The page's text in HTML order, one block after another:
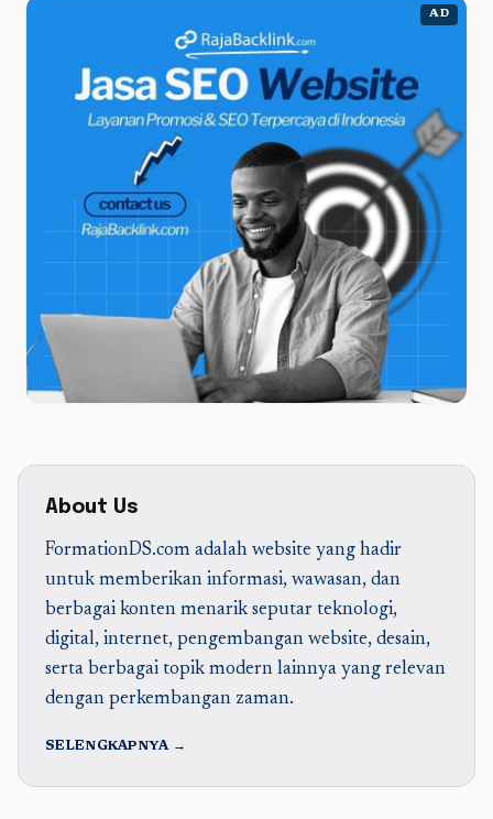
AD
About Us
FormationDS.com adalah website yang hadir
untuk memberikan informasi, wawasan, dan
berbagai konten menarik seputar teknologi,
digital, internet, pengembangan website, desain,
serta berbagai topik modern lainnya yang relevan
dengan perkembangan zaman.
SELENGKAPNYA →